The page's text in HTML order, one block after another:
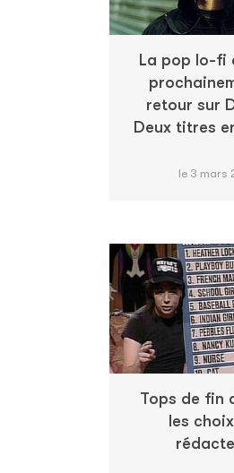
La pop lo-fi
retour sur
Deux titres
le 3 mars
Tops de fin
les